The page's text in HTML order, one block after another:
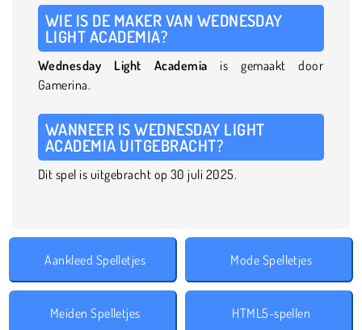
WIE IS DE MAKER VAN WEDNESDAY
LIGHT ACADEMIA?
Wednesday Light Academia is gemaakt door
Gamerina.
WANNEER IS WEDNESDAY LIGHT
ACADEMIA UITGEBRACHT?
Dit spel is uitgebracht op 30 juli 2025.
Aankleed Spelletjes Mode Spelletjes
Meiden Spelletjes HTML5-spellen